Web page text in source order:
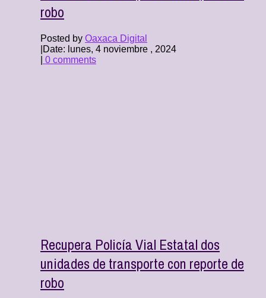
robo
Posted by Oaxaca Digital
Date: lunes, 4 noviembre , 2024
0 comments
Recupera Policía Vial Estatal dos
unidades de transporte con reporte de
robo